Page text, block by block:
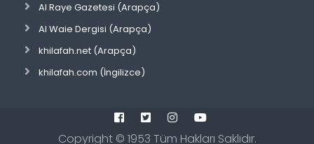
Al Raye Gazetesi (Arapça)
Al Waie Dergisi (Arapça)
khilafah.net (Arapça)
khilafah.com (İngilizce)
Copyright © 1953 Tüm Hakları Saklıdır.